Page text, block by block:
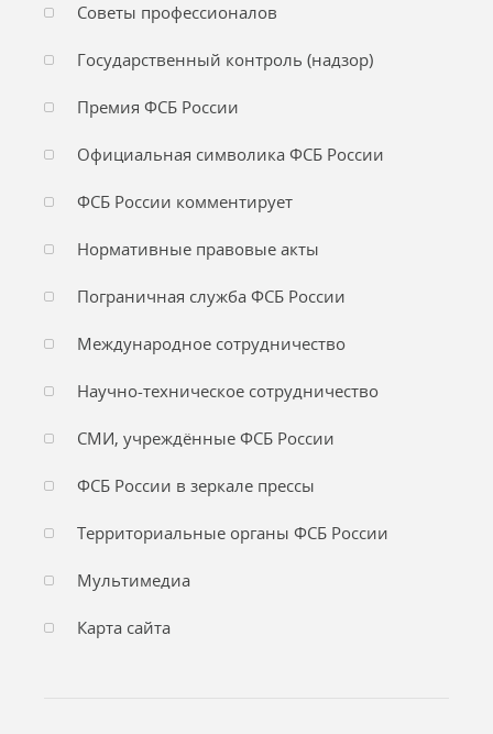
Советы профессионалов
Государственный контроль (надзор)
Премия ФСБ России
Официальная символика ФСБ России
ФСБ России комментирует
Нормативные правовые акты
Пограничная служба ФСБ России
Международное сотрудничество
Научно-техническое сотрудничество
СМИ, учреждённые ФСБ России
ФСБ России в зеркале прессы
Территориальные органы ФСБ России
Мультимедиа
Карта сайта